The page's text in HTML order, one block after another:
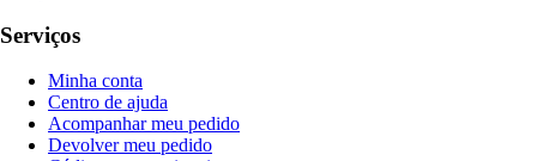
Serviços
Minha conta
Centro de ajuda
Acompanhar meu pedido
Devolver meu pedido